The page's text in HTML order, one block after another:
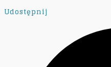
Udostępnij